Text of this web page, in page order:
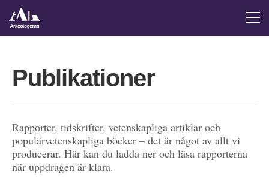
Publikationer
Rapporter, tidskrifter, vetenskapliga artiklar och
populärvetenskapliga böcker – det är något av allt vi
producerar. Här kan du ladda ner och läsa rapporterna
när uppdragen är klara.